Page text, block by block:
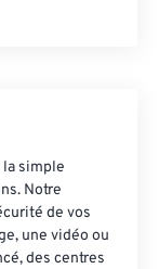
la simple
Notre
de vos
une vidéo ou
des centres